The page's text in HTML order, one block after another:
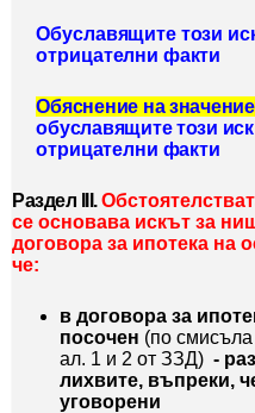
Обуславящите този
отрицателни факти
Обяснение на
обуславящите този
отрицателни факти
Раздел ІІІ.
се основава искът за
договора за ипотека на
че:
в договора за
посочен (по
ал. 1 и 2 от ЗЗД) -
лихвите, въпреки,
уговорени